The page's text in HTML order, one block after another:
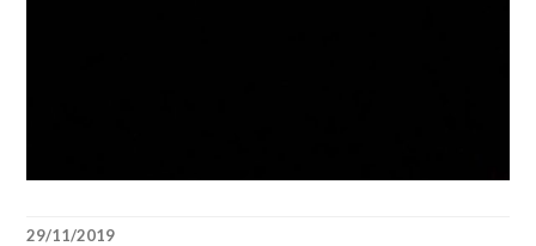
29/11/2019